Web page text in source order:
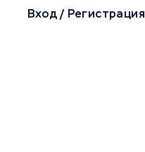
Вход/ Регистрация